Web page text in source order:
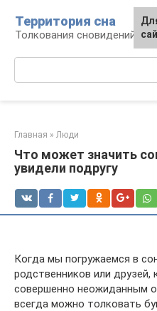
контенту
Территория сна
Толкования сновидений
Главная » Люди
Что может значить
увидели подругу
Когда мы погружаемся в
родственников или
совершенно неожиданным
всегда можно толковать